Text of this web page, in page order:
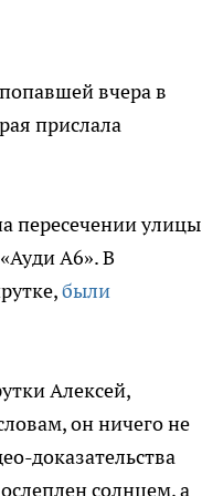
вчера в
прислала
пересечении улицы
А6». В
были
Алексей,
он ничего не
доказательства
солнцем, а